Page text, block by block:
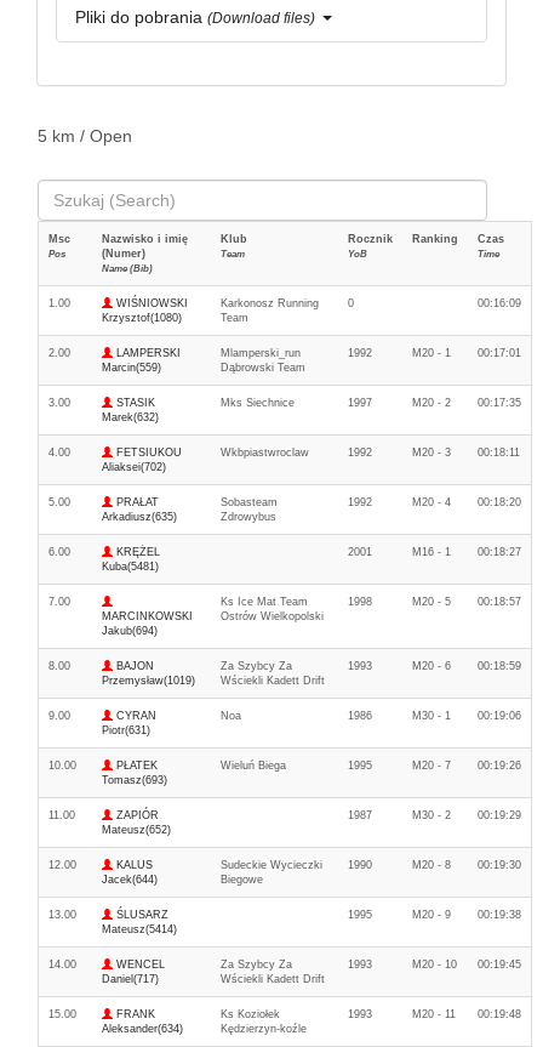
Pliki do pobrania (Download files)
5 km / Open
Msc
Pos
Nazwisko i imię
(Numer)
Name (Bib)
Klub
Team
Rocznik
YoB
Ranking Czas
Time
1.00
WIŚNIOWSKI
Krzysztof(1080)
Karkonosz Running
Team
0 00:16:09
2.00
LAMPERSKI
Marcin(559)
Mlamperski_run
Dąbrowski Team
1992 M20 - 1 00:17:01
3.00
STASIK
Marek(632)
Mks Siechnice 1997 M20 - 2 00:17:35
4.00
FETSIUKOU
Aliaksei(702)
Wkbpiastwroclaw 1992 M20 - 3 00:18:11
5.00
PRAŁAT
Arkadiusz(635)
Sobasteam
Zdrowybus
1992 M20 - 4 00:18:20
6.00
KRĘŻEL
Kuba(5481)
2001 M16 - 1 00:18:27
7.00
MARCINKOWSKI
Jakub(694)
Ks Ice Mat Team
Ostrów Wielkopolski
1998 M20 - 5 00:18:57
8.00
BAJON
Przemysław(1019)
Za Szybcy Za
Wściekli Kadett Drift
1993 M20 - 6 00:18:59
9.00
CYRAN
Piotr(631)
Noa 1986 M30 - 1 00:19:06
10.00
PŁATEK
Tomasz(693)
Wieluń Biega 1995 M20 - 7 00:19:26
11.00
ZAPIÓR
Mateusz(652)
1987 M30 - 2 00:19:29
12.00
KALUS
Jacek(644)
Sudeckie Wycieczki
Biegowe
1990 M20 - 8 00:19:30
13.00
ŚLUSARZ
Mateusz(5414)
1995 M20 - 9 00:19:38
14.00
WENCEL
Daniel(717)
Za Szybcy Za
Wściekli Kadett Drift
1993 M20 - 10 00:19:45
15.00
FRANK
Aleksander(634)
Ks Koziołek
Kędzierzyn-koźle
1993 M20 - 11 00:19:48